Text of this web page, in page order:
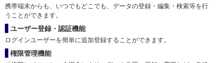
携帯端末からも、いつでもどこでも、データの登録・編集・検索等を行
うことができます。
ユーザー登録・認証機能
ログインユーザーを簡単に追加登録することができます。
権限管理機能